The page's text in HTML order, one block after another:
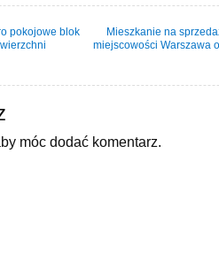
pokojowe blok
Mieszkanie na
miejscowości Warszawa
móc dodać komentarz.